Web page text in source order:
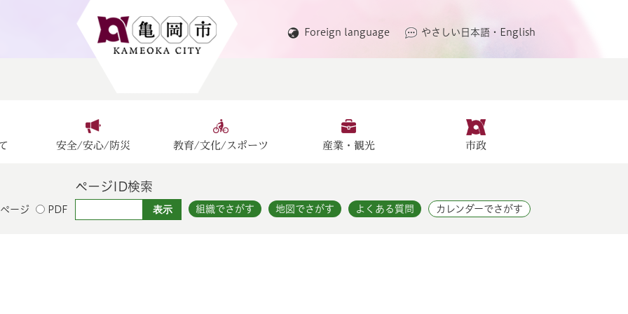
Foreign language やさしい日本語・English
安全/安心/防災 教育/文化/スポーツ 産業・観光 市政
ページ PDF
ページID検索
組織でさがす 地図でさがす よくある質問 カレンダーでさがす